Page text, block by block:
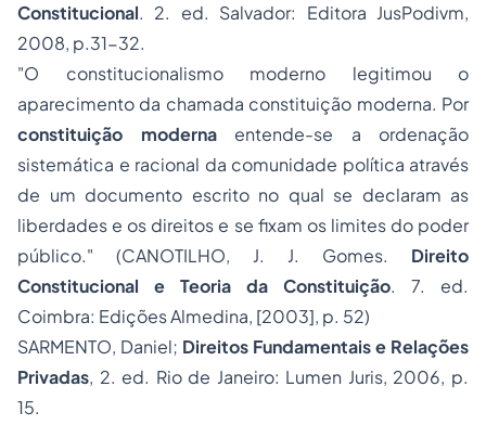
Constitucional. 2. ed. Salvador: Editora JusPodivm,
2008, p.31-32.
"O constitucionalismo moderno legitimou o
aparecimento da chamada constituição moderna. Por
constituição modernaentende-se a ordenação
sistemática e racional da comunidade política através
de um documento escrito no qual se declaram as
liberdades e os direitos e se fixam os limites do poder
público." (CANOTILHO, J. J. Gomes. Direito
Constitucional e Teoria da Constituição. 7. ed.
Coimbra: Edições Almedina, [2003], p. 52)
SARMENTO, Daniel; Direitos Fundamentais e Relações
Privadas, 2. ed. Rio de Janeiro: Lumen Juris, 2006, p.
15.